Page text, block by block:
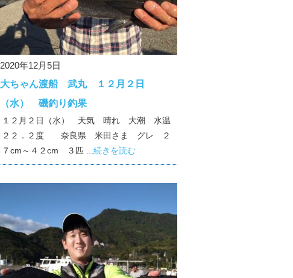
2020年12月5日
大ちゃん渡船 武丸 １２月２日
（水） 磯釣り釣果
１２月２日（水） 天気 晴れ 大潮 水温
２２．２度 奈良県 米田さま グレ ２
７cm～４２cm ３匹 ... 続きを読む